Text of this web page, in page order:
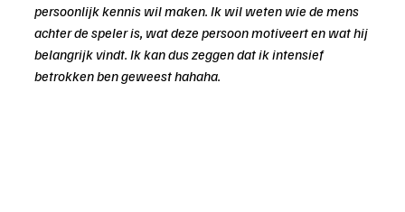
persoonlijk kennis wil maken. Ik wil weten wie de mens
achter de speler is, wat deze persoon motiveert en wat hij
belangrijk vindt. Ik kan dus zeggen dat ik intensief
betrokken ben geweest hahaha.